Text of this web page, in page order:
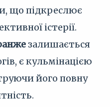
що підкреслює
істерії.
залишається
є кульмінацією
його повну